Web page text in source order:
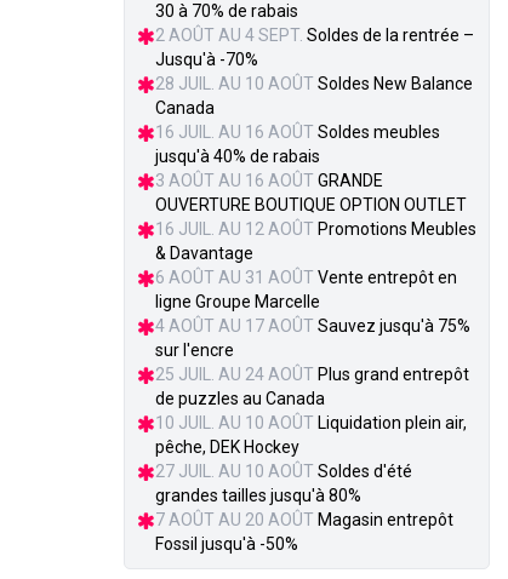
30 à 70% de rabais
2 AOÛT AU 4 SEPT. Soldes de la rentrée –
Jusqu'à -70%
28 JUIL. AU 10 AOÛT Soldes New Balance
Canada
16 JUIL. AU 16 AOÛT Soldes meubles
jusqu'à 40% de rabais
3 AOÛT AU 16 AOÛT GRANDE
OUVERTURE BOUTIQUE OPTION OUTLET
16 JUIL. AU 12 AOÛT Promotions Meubles
& Davantage
6 AOÛT AU 31 AOÛT Vente entrepôt en
ligne Groupe Marcelle
4 AOÛT AU 17 AOÛT Sauvez jusqu'à 75%
sur l'encre
25 JUIL. AU 24 AOÛT Plus grand entrepôt
de puzzles au Canada
10 JUIL. AU 10 AOÛT Liquidation plein air,
pêche, DEK Hockey
27 JUIL. AU 10 AOÛT Soldes d'été
grandes tailles jusqu'à 80%
7 AOÛT AU 20 AOÛT Magasin entrepôt
Fossil jusqu'à -50%